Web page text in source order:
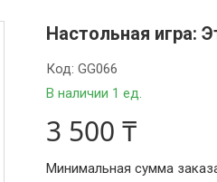
Настольная игра:
В наличии 1 ед.
Код: GG066
3 500 ₸
Минимальная сумма